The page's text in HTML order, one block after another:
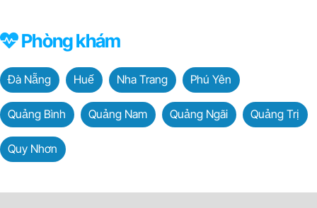
Phòng khám
Đà Nẵng Huế Nha Trang Phú Yên
Quảng Bình Quảng Nam Quảng Ngãi Quảng Trị
Quy Nhơn